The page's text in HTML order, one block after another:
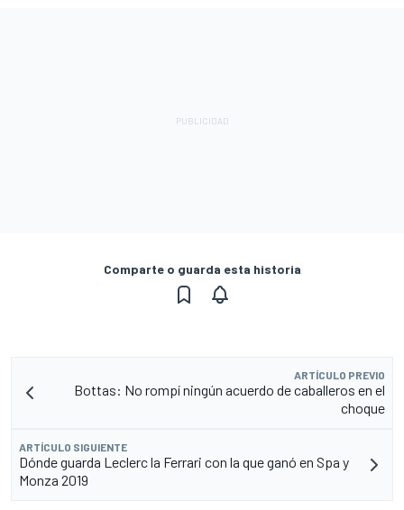
Comparte o guarda esta historia
ARTÍCULO PREVIO
Bottas: No rompí ningún acuerdo de caballeros en el
choque
ARTÍCULO SIGUIENTE
Dónde guarda Leclerc la Ferrari con la que ganó en Spa y
Monza 2019